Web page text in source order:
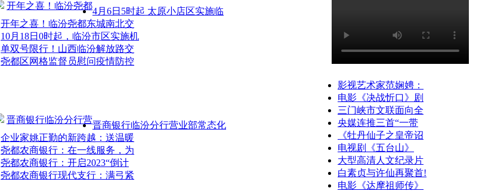
开年之喜！临汾尧都
4月6日5时起 太原小店区实施临
开年之喜！临汾尧都东城南北交
10月18日0时起，临汾市区实施机
单双号限行！山西临汾解放路交
尧都区网格监督员慰问疫情防控
晋商银行临汾分行营
晋商银行临汾分行营业部常态化
企业家姚正勤的新跨越：送温暖
尧都农商银行：在一线服务，为
尧都农商银行：开启2023“倒计
尧都农商银行现代支行：满弓紧
影视艺术家范娴娉：
电影《决战忻口》剧
三门峡市文联面向全
央媒连推三首“一带
《牡丹仙子之皇帝诏
电视剧《五台山》
大型高清人文纪录片
白素贞与许仙再聚首!
电影《达摩祖师传》